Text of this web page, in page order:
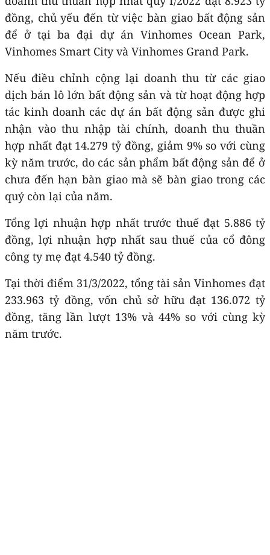
đồng, chủ yếu đến từ việc bàn giao bất động sản
để ở tại ba đại dự án Vinhomes Ocean Park,
Vinhomes Smart City và Vinhomes Grand Park.
Nếu điều chỉnh cộng lại doanh thu từ các giao
dịch bán lô lớn bất động sản và từ hoạt động hợp
tác kinh doanh các dự án bất động sản được ghi
nhận vào thu nhập tài chính, doanh thu thuần
hợp nhất đạt 14.279 tỷ đồng, giảm 9% so với cùng
kỳ năm trước, do các sản phẩm bất động sản để ở
chưa đến hạn bàn giao mà sẽ bàn giao trong các
quý còn lại của năm.
Tổng lợi nhuận hợp nhất trước thuế đạt 5.886 tỷ
đồng, lợi nhuận hợp nhất sau thuế của cổ đông
công ty mẹ đạt 4.540 tỷ đồng.
Tại thời điểm 31/3/2022, tổng tài sản Vinhomes đạt
233.963 tỷ đồng, vốn chủ sở hữu đạt 136.072 tỷ
đồng, tăng lần lượt 13% và 44% so với cùng kỳ
năm trước.